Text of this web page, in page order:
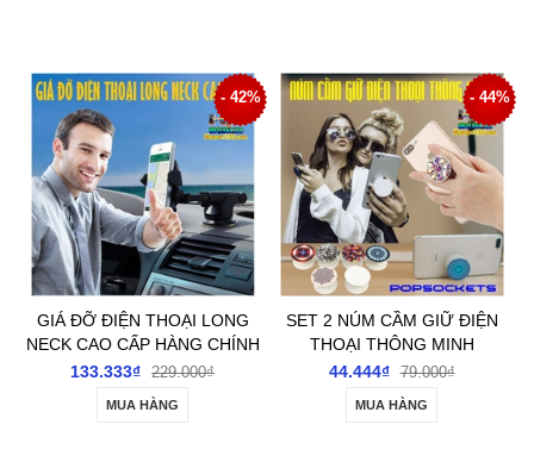
- 42%
GIÁ ĐỠ ĐIỆN THOẠI LONG
NECK CAO CẤP HÀNG CHÍNH
HÃNG
133.333₫ 229.000₫
MUA HÀNG
- 44%
SET 2 NÚM CẦM GIỮ ĐIỆN
THOẠI THÔNG MINH
POPSOCKETS
44.444₫ 79.000₫
MUA HÀNG